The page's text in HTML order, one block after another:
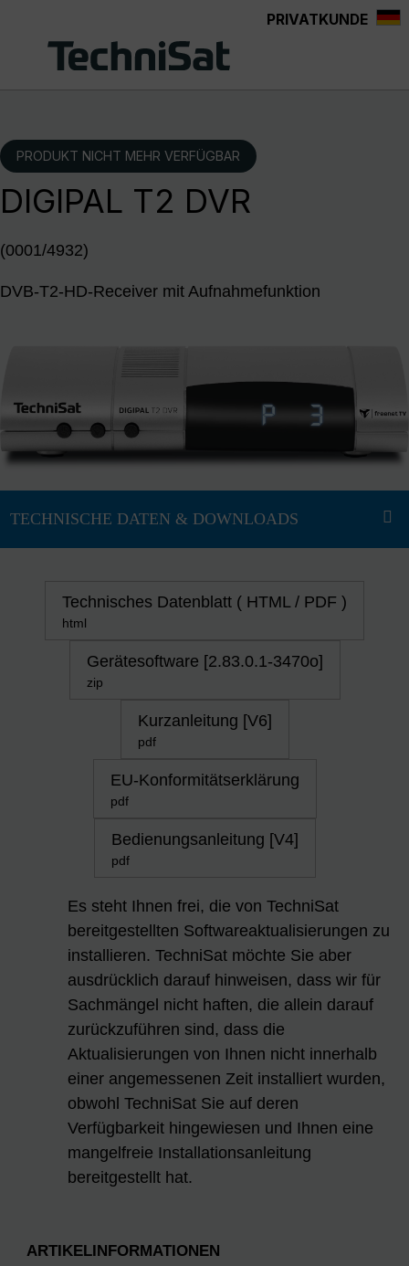
PRIVATKUNDE
PRODUKT NICHT MEHR VERFÜGBAR
DIGIPAL T2 DVR
(0001/4932)
DVB-T2-HD-Receiver mit Aufnahmefunktion
Technisches Datenblatt ( HTML / PDF )
html
Gerätesoftware [2.83.0.1-3470o]
zip
Kurzanleitung [V6]
pdf
EU-Konformitätserklärung
pdf
Bedienungsanleitung [V4]
pdf
Es steht Ihnen frei, die von TechniSat
bereitgestellten Softwareaktualisierungen zu
installieren. TechniSat möchte Sie aber
ausdrücklich darauf hinweisen, dass wir für
Sachmängel nicht haften, die allein darauf
zurückzuführen sind, dass die
Aktualisierungen von Ihnen nicht innerhalb
einer angemessenen Zeit installiert wurden,
obwohl TechniSat Sie auf deren
Verfügbarkeit hingewiesen und Ihnen eine
mangelfreie Installationsanleitung
bereitgestellt hat.
ARTIKELINFORMATIONEN